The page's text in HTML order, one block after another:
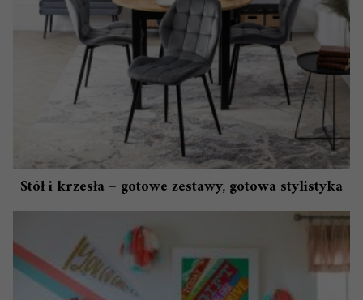
Stół i krzesła – gotowe zestawy, gotowa stylistyka